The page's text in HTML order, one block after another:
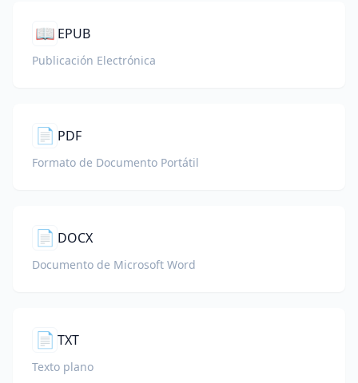
📖 EPUB
Publicación Electrónica
📄 PDF
Formato de Documento Portátil
📄 DOCX
Documento de Microsoft Word
📄 TXT
Texto plano